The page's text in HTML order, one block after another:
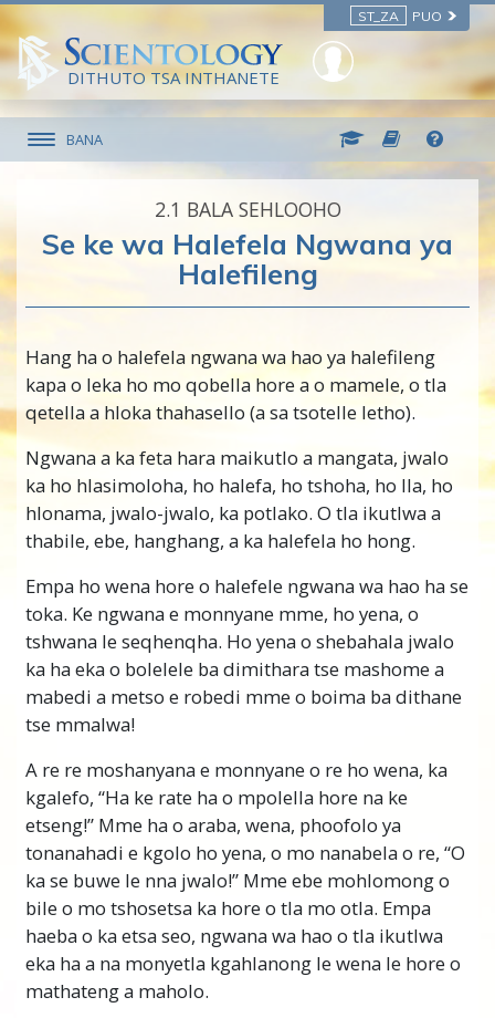
ST_ZA PUO
DITHUTO TSA INTHANETE
BANA
2.‎1 BALA SEHLOOHO
Se ke wa Halefela Ngwana ya
Halefileng
Hang ha o halefela ngwana wa hao ya halefileng
kapa o leka ho mo qobella hore a o mamele, o tla
qetella a hloka thahasello (a sa tsotelle letho).
Ngwana a ka feta hara maikutlo a mangata, jwalo
ka ho hlasimoloha, ho halefa, ho tshoha, ho lla, ho
hlonama, jwalo-jwalo, ka potlako. O tla ikutlwa a
thabile, ebe, hanghang, a ka halefela ho hong.
Empa ho wena hore o halefele ngwana wa hao ha se
toka. Ke ngwana e monnyane mme, ho yena, o
tshwana le seqhenqha. Ho yena o shebahala jwalo
ka ha eka o bolelele ba dimithara tse mashome a
mabedi a metso e robedi mme o boima ba dithane
tse mmalwa!
A re re moshanyana e monnyane o re ho wena, ka
kgalefo, “Ha ke rate ha o mpolella hore na ke
etseng!” Mme ha o araba, wena, phoofolo ya
tonanahadi e kgolo ho yena, o mo nanabela o re, “O
ka se buwe le nna jwalo!” Mme ebe mohlomong o
bile o mo tshosetsa ka hore o tla mo otla. Empa
haeba o ka etsa seo, ngwana wa hao o tla ikutlwa
eka ha a na monyetla kgahlanong le wena le hore o
mathateng a maholo.